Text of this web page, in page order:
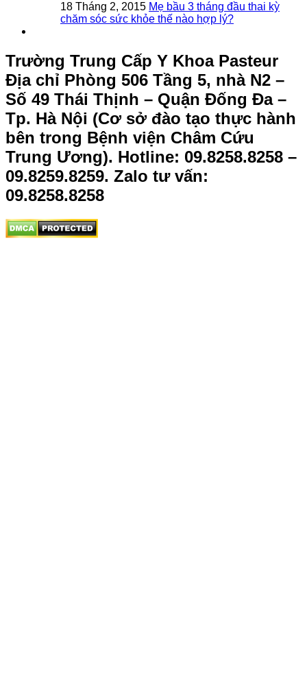
18 Tháng 2, 2015 Mẹ bầu 3 tháng đầu thai kỳ
chăm sóc sức khỏe thế nào hợp lý?
Trường Trung Cấp Y Khoa Pasteur
Địa chỉ Phòng 506 Tầng 5, nhà N2 –
Số 49 Thái Thịnh – Quận Đống Đa –
Tp. Hà Nội (Cơ sở đào tạo thực hành
bên trong Bệnh viện Châm Cứu
Trung Ương). Hotline: 09.8258.8258 –
09.8259.8259. Zalo tư vấn:
09.8258.8258